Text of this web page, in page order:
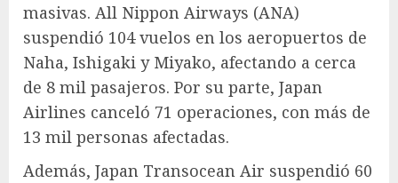
masivas. All Nippon Airways (ANA)
suspendió 104 vuelos en los aeropuertos de
Naha, Ishigaki y Miyako, afectando a cerca
de 8 mil pasajeros. Por su parte, Japan
Airlines canceló 71 operaciones, con más de
13 mil personas afectadas.
Además, Japan Transocean Air suspendió 60